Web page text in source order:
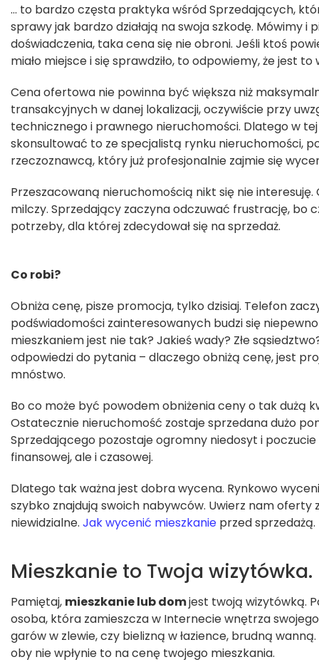
… to bardzo częsta praktyka wśród Sprzedających,
sprawy jak bardzo działają na swoja szkodę. Mówimy i
doświadczenia, taka cena się nie obroni. Jeśli ktoś
miało miejsce i się sprawdziło, to odpowiemy, że jest to
Cena ofertowa nie powinna być większa niż
transakcyjnych w danej lokalizacji, oczywiście przy
technicznego i prawnego nieruchomości. Dlatego w
skonsultować to ze specjalistą rynku nieruchomości,
rzeczoznawcą, który już profesjonalnie zajmie się
Przeszacowaną nieruchomością nikt się nie interesuję.
milczy. Sprzedający zaczyna odczuwać frustrację, bo
potrzeby, dla której zdecydował się na sprzedaż.
Co robi?
Obniża cenę, pisze promocja, tylko dzisiaj. Telefon
podświadomości zainteresowanych budzi się
mieszkaniem jest nie tak? Jakieś wady? Złe
odpowiedzi do pytania – dlaczego obniżą cenę, jest
mnóstwo.
Bo co może być powodem obniżenia ceny o tak dużą
Ostatecznie nieruchomość zostaje sprzedana dużo
Sprzedającego pozostaje ogromny niedosyt i
finansowej, ale i czasowej.
Dlatego tak ważna jest dobra wycena. Rynkowo
szybko znajdują swoich nabywców. Uwierz nam oferty
niewidzialne. Jak wycenić mieszkanie przed sprzedażą.
Mieszkanie to Twoja wizytówka.
Pamiętaj, mieszkanie lub domjest twoją wizytówką.
osoba, która zamieszcza w Internecie wnętrza
garów w zlewie, czy bielizną w łazience, brudną
oby nie wpłynie to na cenę twojego mieszkania.